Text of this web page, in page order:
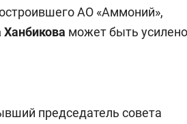
АО «Аммоний»,
Ханбикова может быть усилено
председатель совета